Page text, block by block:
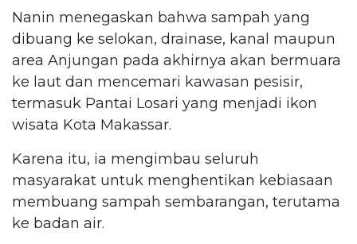
Nanin menegaskan bahwa sampah yang
dibuang ke selokan, drainase, kanal maupun
area Anjungan pada akhirnya akan bermuara
ke laut dan mencemari kawasan pesisir,
termasuk Pantai Losari yang menjadi ikon
wisata Kota Makassar.
Karena itu, ia mengimbau seluruh
masyarakat untuk menghentikan kebiasaan
membuang sampah sembarangan, terutama
ke badan air.